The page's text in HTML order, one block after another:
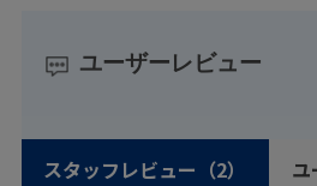
ユーザーレビュー
スタッフレビュー （2） ユ